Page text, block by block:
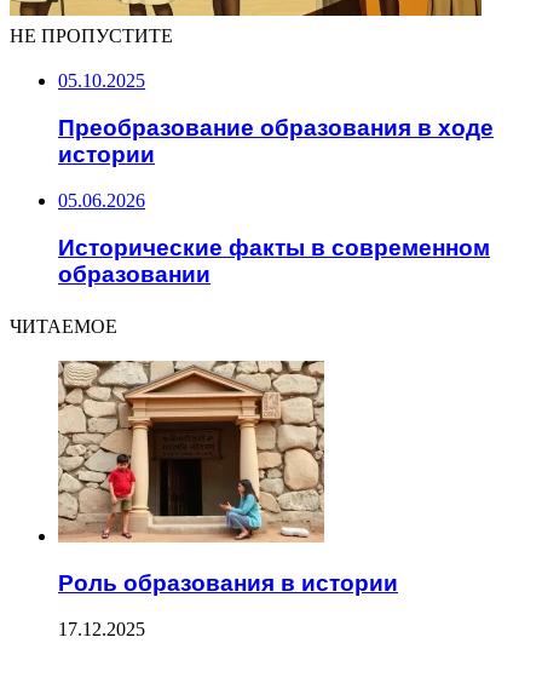
НЕ ПРОПУСТИТЕ
05.10.2025
Преобразование образования в ходе
истории
05.06.2026
Исторические факты в современном
образовании
ЧИТАЕМОЕ
Роль образования в истории
17.12.2025